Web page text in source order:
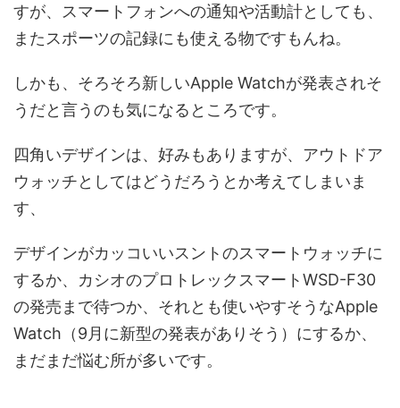
すが、スマートフォンへの通知や活動計としても、
またスポーツの記録にも使える物ですもんね。
しかも、そろそろ新しいApple Watchが発表されそ
うだと言うのも気になるところです。
四角いデザインは、好みもありますが、アウトドア
ウォッチとしてはどうだろうとか考えてしまいま
す、
デザインがカッコいいスントのスマートウォッチに
するか、カシオのプロトレックスマートWSD-F30
の発売まで待つか、それとも使いやすそうなApple
Watch（9月に新型の発表がありそう）にするか、
まだまだ悩む所が多いです。